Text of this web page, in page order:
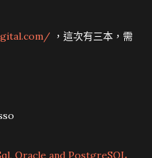
，這次有三本，需
Oracle and PostgreSQL